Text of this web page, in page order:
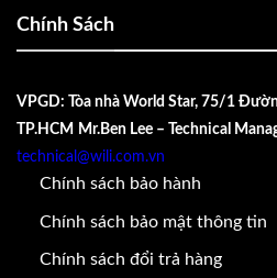
Chính Sách
VPGD: Tòa nhà World Star, 75/1
TP.HCM Mr.Ben Lee – Technical
technical@wili.com.vn
Chính sách bảo hành
Chính sách bảo mật thông tin
Chính sách đổi trả hàng